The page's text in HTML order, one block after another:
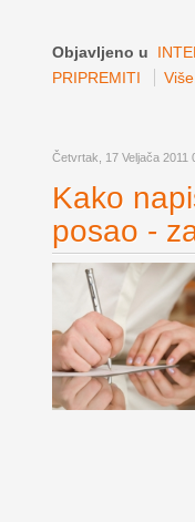
Objavljeno u
PRIPREMITI
Četvrtak, 17 Veljača 2011
Kako
posao -